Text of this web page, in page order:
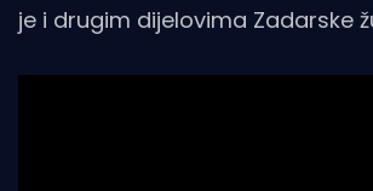
je i drugim dijelovima Zadarske